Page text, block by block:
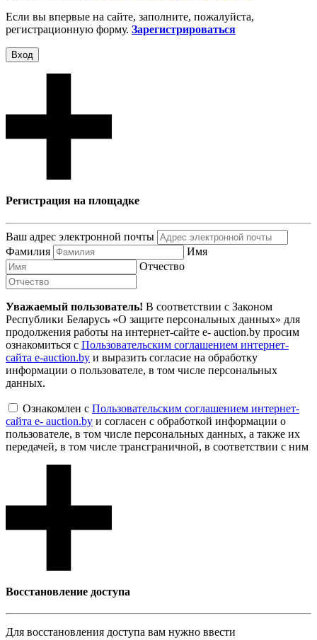
Если вы впервые на сайте, заполните, пожалуйста,
регистрационную форму. Зарегистрироваться
Вход
Регистрация на площадке
Ваш адрес электронной почты
Фамилия
Имя
Отчество
Уважаемый пользователь! В соответствии с Законом
Республики Беларусь «О защите персональных данных» для
продолжения работы на интернет-сайте e- auction.by просим
ознакомиться с Пользовательским соглашением интернет-
сайта e-auction.by и выразить согласие на обработку
информации о пользователе, в том числе персональных
данных.
Ознакомлен с Пользовательским соглашением интернет-
сайта e- auction.by и согласен с обработкой информации о
пользователе, в том числе персональных данных, а также их
передачей, в том числе трансграничной, в соответствии с ним
Восcтановление доступа
Для восcтановления доступа вам нужно ввести